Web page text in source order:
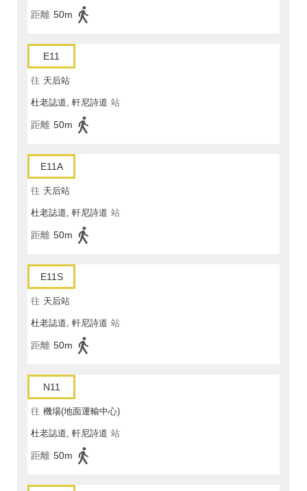
距離 50m
E11
往 天后站
杜老誌道, 軒尼詩道 站
距離 50m
E11A
往 天后站
杜老誌道, 軒尼詩道 站
距離 50m
E11S
往 天后站
杜老誌道, 軒尼詩道 站
距離 50m
N11
往 機場(地面運輸中心)
杜老誌道, 軒尼詩道 站
距離 50m